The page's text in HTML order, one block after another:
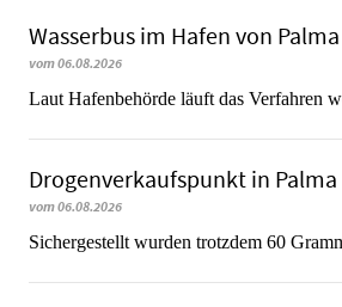
Wasserbus im Hafen von
vom 06.08.2026
Laut Hafenbehörde läuft das Verfahren
Dro­gen­ver­kaufs­punkt in
vom 06.08.2026
​​​​​​​Sichergestellt wurden trotzdem 60